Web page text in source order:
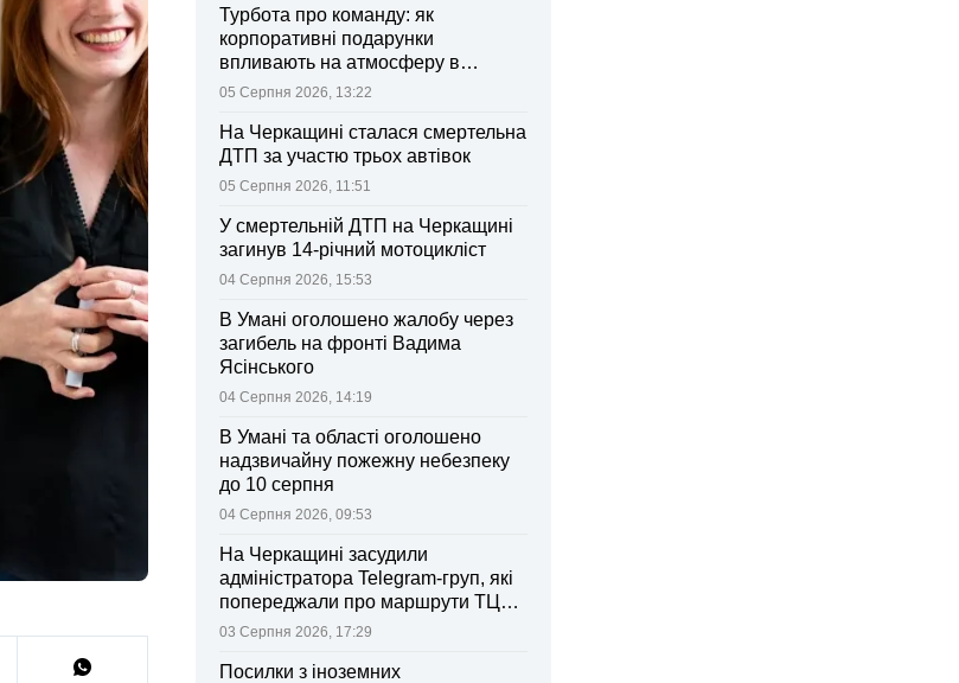
Турбота про команду: як
корпоративні подарунки
впливають на атмосферу в
колективі
05 Серпня 2026, 13:22
На Черкащині сталася смертельна
ДТП за участю трьох автівок
05 Серпня 2026, 11:51
У смертельній ДТП на Черкащині
загинув 14-річний мотоцикліст
04 Серпня 2026, 15:53
В Умані оголошено жалобу через
загибель на фронті Вадима
Ясінського
04 Серпня 2026, 14:19
В Умані та області оголошено
надзвичайну пожежну небезпеку
до 10 серпня
04 Серпня 2026, 09:53
На Черкащині засудили
адміністратора Telegram-груп, які
попереджали про маршрути ТЦК
та поліції
03 Серпня 2026, 17:29
Посилки з іноземних